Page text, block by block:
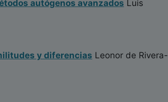
autógenos avanzados Luis
y diferencias Leonor de Rivera-